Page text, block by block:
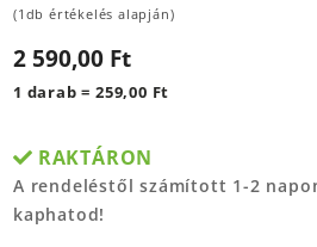
(1db értékelés alapján)
2 590,00 Ft
1 darab = 259,00 Ft
RAKTÁRON
A rendeléstől számított 1-2
kaphatod!